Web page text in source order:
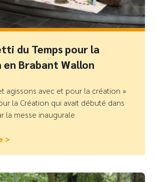
du Temps pour la
Brabant Wallon
agissons avec et pour la création »
la Création qui avait débuté dans
la messe inaugurale
>